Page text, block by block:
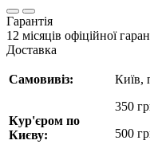
Гарантія
12 місяців офіційної
Доставка
Самовивіз:
Кур'єром по
Києву:
Київ,
350
500